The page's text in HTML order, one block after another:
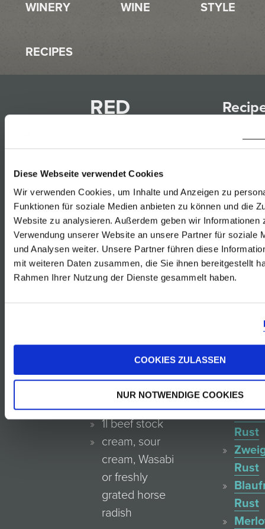
Diese Webseite verwendet Cookies
Wir verwenden Cookies, um Inhalte und Anzeigen zu
Funktionen für soziale Medien anbieten zu können und die
Website zu analysieren. Außerdem geben wir Informationen
Verwendung unserer Website an unsere Partner für soziale
und Analysen weiter. Unsere Partner führen diese
mit weiteren Daten zusammen, die Sie ihnen bereitgestellt
Rahmen Ihrer Nutzung der Dienste gesammelt haben.
COOKIES ZULASSEN
NUR NOTWENDIGE COOKIES
WINERY WINE STYLE
RECIPES
RED
SOUP
01.05.2017
4 Servings
500g red
pepper
¼ l TRIE
1l beef stock
cream, sour
cream, Wasabi
or freshly
grated horse
radish
match
Rust
Blanc
Rosé
der
Rust
Rust
Rust